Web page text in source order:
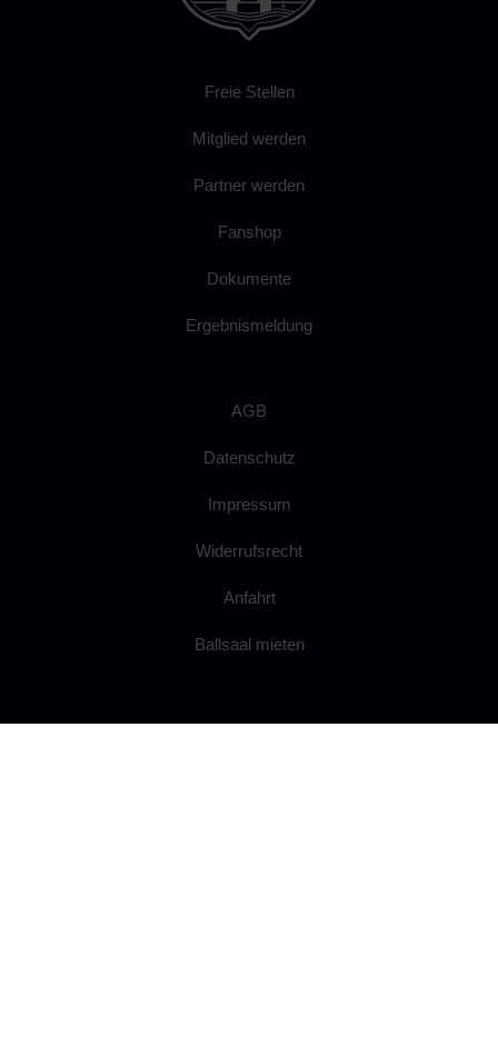
Freie Stellen
Mitglied werden
Partner werden
Fanshop
Dokumente
Ergebnismeldung
AGB
Datenschutz
Impressum
Widerrufsrecht
Anfahrt
Ballsaal mieten